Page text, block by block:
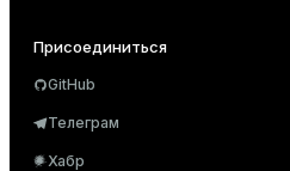
Присоединиться
GitHub
Телеграм
Хабр